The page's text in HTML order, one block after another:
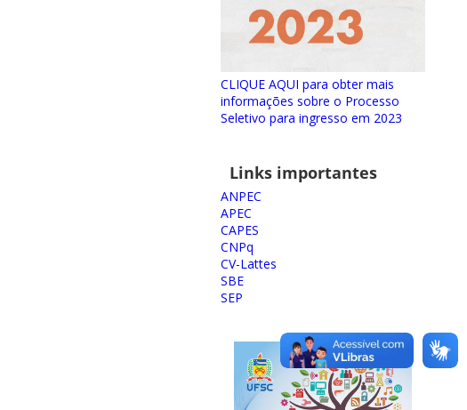
CLIQUE AQUI para obter mais
informações sobre o Processo
Seletivo para ingresso em 2023
Links importantes
ANPEC
APEC
CAPES
CNPq
CV-Lattes
SBE
SEP